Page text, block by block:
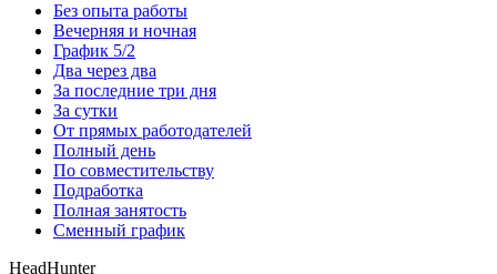
Без опыта работы
Вечерняя и ночная
График 5/2
Два через два
За последние три дня
За сутки
От прямых работодателей
Полный день
По совместительству
Подработка
Полная занятость
Сменный график
HeadHunter